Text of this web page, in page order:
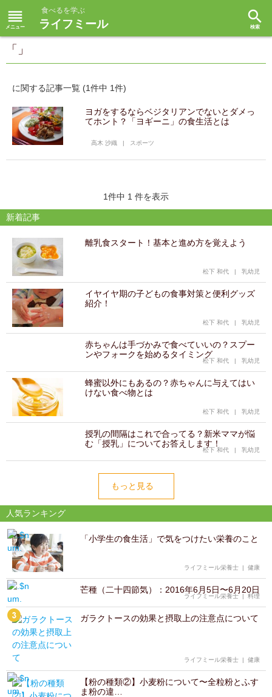
reorder 食べるを学ぶ
ライフミール search
「」
に関する記事一覧 (1件中 1件)
ヨガをするならベジタリアンでないとダメっ
てホント？「ヨギーニ」の食生活とは
高木 沙織 | スポーツ
1件中 1 件を表示
新着記事
離乳食スタート！基本と進め方を覚えよう
松下 和代 | 乳幼児
イヤイヤ期の子どもの食事対策と便利グッズ
紹介！
松下 和代 | 乳幼児
赤ちゃんは手づかみで食べていいの？スプー
ンやフォークを始めるタイミング
松下 和代 | 乳幼児
蜂蜜以外にもあるの？赤ちゃんに与えてはい
けない食べ物とは
松下 和代 | 乳幼児
授乳の間隔はこれで合ってる？新米ママが悩
む「授乳」についてお答えします！
松下 和代 | 乳幼児
もっと見る
人気ランキング
「小学生の食生活」で気をつけたい栄養のこと
ライフミール栄養士 | 健康
芒種（二十四節気）：2016年6月5日〜6月20日
ライフミール栄養士| 料理
ガラクトースの効果と摂取上の注意点について
ライフミール栄養士 | 健康
【粉の種類②】小麦粉について〜全粒粉とふす
ま粉の違…